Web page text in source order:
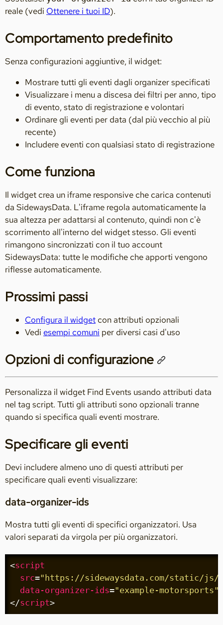
reale (vedi Ottenere i tuoi ID).
Comportamento predefinito
Senza configurazioni aggiuntive, il widget:
Mostrare tutti gli eventi dagli organizer specificati
Visualizzare i menu a discesa dei filtri per anno, tipo
di evento, stato di registrazione e volontari
Ordinare gli eventi per data (dal più vecchio al più
recente)
Includere eventi con qualsiasi stato di registrazione
Come funziona
Il widget crea un iframe responsive che carica contenuti
da SidewaysData. L'iframe regola automaticamente la
sua altezza per adattarsi al contenuto, quindi non c'è
scorrimento all'interno del widget stesso. Gli eventi
rimangono sincronizzati con il tuo account
SidewaysData: tutte le modifiche che apporti vengono
riflesse automaticamente.
Prossimi passi
Configura il widget con attributi opzionali
Vedi esempi comuni per diversi casi d'uso
Opzioni di configurazione
Personalizza il widget Find Events usando attributi data
nel tag script. Tutti gli attributi sono opzionali tranne
quando si specifica quali eventi mostrare.
Specificare gli eventi
Devi includere almeno uno di questi attributi per
specificare quali eventi visualizzare:
data-organizer-ids
Mostra tutti gli eventi di specifici organizzatori. Usa
valori separati da virgola per più organizzatori.
<script
src="https://sidewaysdata.com/static/js/
data-organizer-ids="example-motorsports"
</script>